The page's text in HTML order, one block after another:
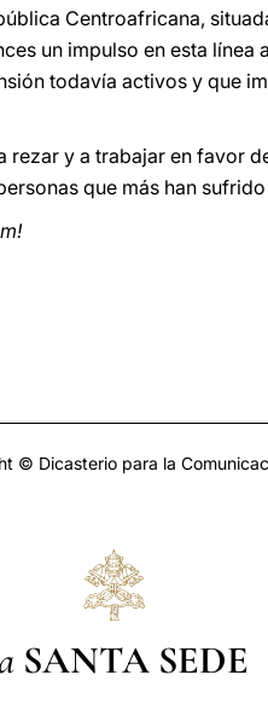
Centroafricana,
un impulso en esta línea
todavía activos y que
rezar y a trabajar en favor
que más han
© Dicasterio para la
SANTA SEDE